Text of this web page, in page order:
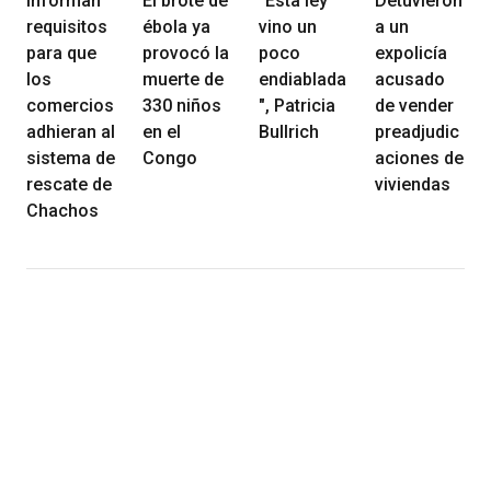
requisitos
para que
los
comercios
adhieran al
sistema de
rescate de
Chachos
ébola ya
provocó la
muerte de
330 niños
en el
Congo
vino un
poco
endiablada
", Patricia
Bullrich
a un
expolicía
acusado
de vender
preadjudic
aciones de
viviendas